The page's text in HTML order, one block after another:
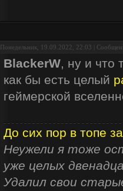
Понедельник, 19.09.2022, 22:03 |
BlackerW, ну и что
как бы есть целый
геймерской
До сих пор в топе
Неужели я тоже
уже целых
Удалил свои